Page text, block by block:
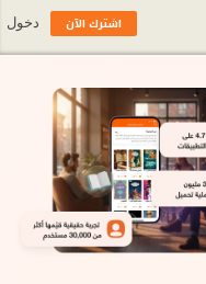
اشترك الآن دخول